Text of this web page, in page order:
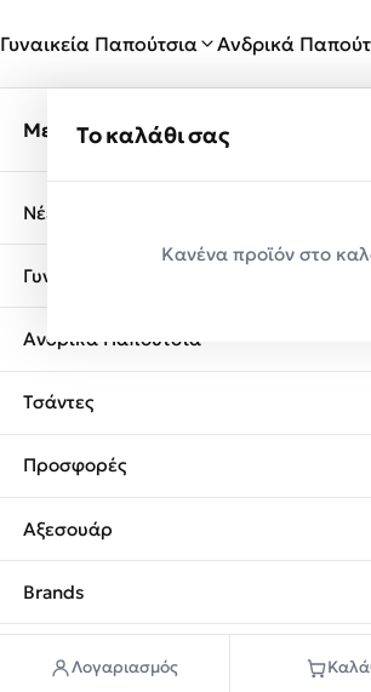
Γυναικεία Παπούτσια Ανδρικά
Μενού
Νέες Παραλαβές
Γυναικεία Παπούτσια
Ανδρικά Παπούτσια
Τσάντες
Προσφορές
Αξεσουάρ
Brands
Λογαριασμός
Το καλάθι σας
Κανένα προϊόν στο